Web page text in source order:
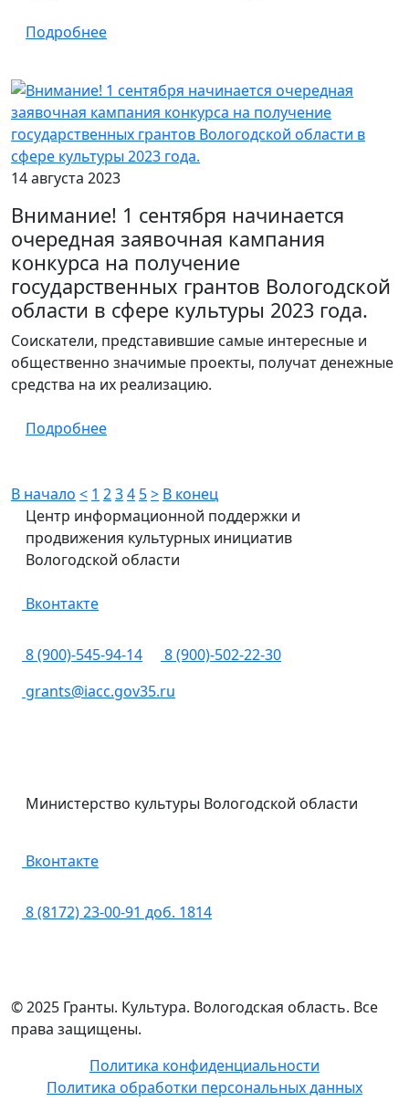
Подробнее
14 августа 2023
Внимание! 1 сентября начинается
очередная заявочная кампания
конкурса на получение
государственных грантов Вологодской
области в сфере культуры 2023 года.
Соискатели, представившие самые интересные и
общественно значимые проекты, получат денежные
средства на их реализацию.
Подробнее
В начало < 1 234 5> В конец
Центр информационной поддержки и
продвижения культурных инициатив
Вологодской области
Вконтакте
8 (900)-545-94-14
8 (900)-502-22-30
grants@iacc.gov35.ru
Министерство культуры Вологодской области
Вконтакте
8 (8172) 23-00-91 доб. 1814
© 2025 Гранты. Культура. Вологодская область. Все
права защищены.
Политика конфиденциальности
Политика обработки персональных данных